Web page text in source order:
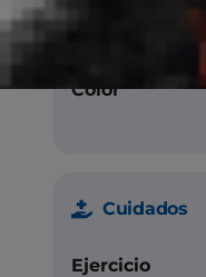
Color
Cuidados
Ejercicio